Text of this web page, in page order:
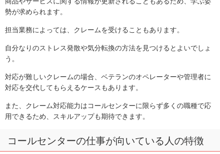
勢が求められます。
担当業務によっては、クレームを受けることもあります。
自分なりのストレス発散や気分転換の方法を見つけるとよいでしょ
う。
対応が難しいクレームの場合、ベテランのオペレーターや管理者に
対応を交代してもらえるケースもあります。
また、クレーム対応能力はコールセンターに限らず多くの職種で応
用できるため、スキルアップも期待できます。
コールセンターの仕事が向いている人の特徴